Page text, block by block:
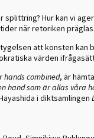
Hur kan vi
när retoriken
att konsten kan
värden
hands combined, är
hand som är allas våra
i diktsamlingen